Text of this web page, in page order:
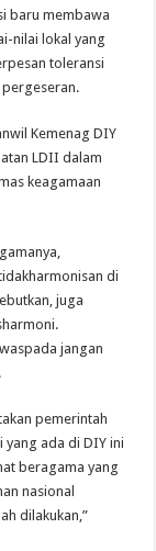
baru membawa
nilai lokal yang
toleransi
Kemenag DIY
LDII dalam
keagamaan
di
juga
jangan
pemerintah
yang ada di DIY ini
beragama yang
nasional
dilakukan,”